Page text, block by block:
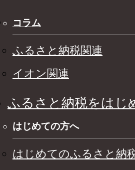
コラム
ふるさと納税関連
イオン関連
ふるさと納税をはじ
はじめての方へ
はじめてのふるさと納